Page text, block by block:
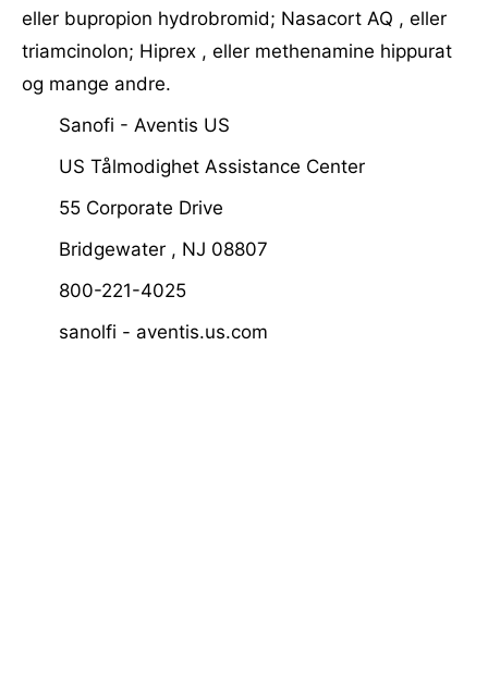
eller bupropion hydrobromid; Nasacort AQ , eller
triamcinolon; Hiprex , eller methenamine hippurat
og mange andre.
Sanofi - Aventis US
US Tålmodighet Assistance Center
55 Corporate Drive
Bridgewater , NJ 08807
800-221-4025
sanolfi - aventis.us.com